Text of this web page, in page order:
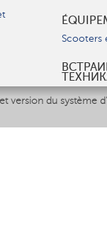
version du système
Scooters
Вытяжки
Духовые